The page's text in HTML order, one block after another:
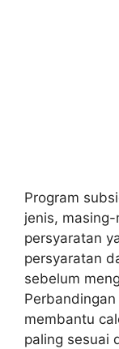
Program
jenis,
persyaratan
persyaratan
sebelum
membantu
paling sesuai